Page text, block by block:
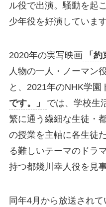
ル役で出演。騒動を起
少年役を好演しています
2020年の実写映画 「
人物の一人・ノーマン
と、2021年のNHK学園
です。」
では、学校生
繁に通う繊細な生徒・
の授業を主軸に各生徒
る難しいテーマのドラ
持つ都幾川幸人役を見
同年4月から放送され